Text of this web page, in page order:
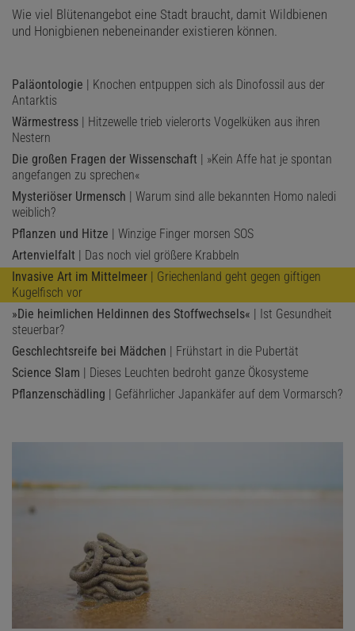
Wie viel Blütenangebot eine Stadt braucht, damit Wildbienen
und Honigbienen nebeneinander existieren können.
Paläontologie | Knochen entpuppen sich als Dinofossil aus der
Antarktis
Wärmestress | Hitzewelle trieb vielerorts Vogelküken aus ihren
Nestern
Die großen Fragen der Wissenschaft | »Kein Affe hat je spontan
angefangen zu sprechen«
Mysteriöser Urmensch | Warum sind alle bekannten Homo naledi
weiblich?
Pflanzen und Hitze | Winzige Finger morsen SOS
Artenvielfalt | Das noch viel größere Krabbeln
Invasive Art im Mittelmeer | Griechenland geht gegen giftigen
Kugelfisch vor
»Die heimlichen Heldinnen des Stoffwechsels« | Ist Gesundheit
steuerbar?
Geschlechtsreife bei Mädchen | Frühstart in die Pubertät
Science Slam | Dieses Leuchten bedroht ganze Ökosysteme
Pflanzenschädling | Gefährlicher Japankäfer auf dem Vormarsch?